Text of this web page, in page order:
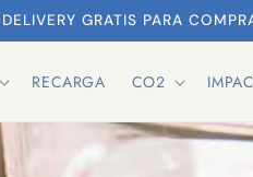
DELIVERY GRATIS PARA
RECARGA CO2